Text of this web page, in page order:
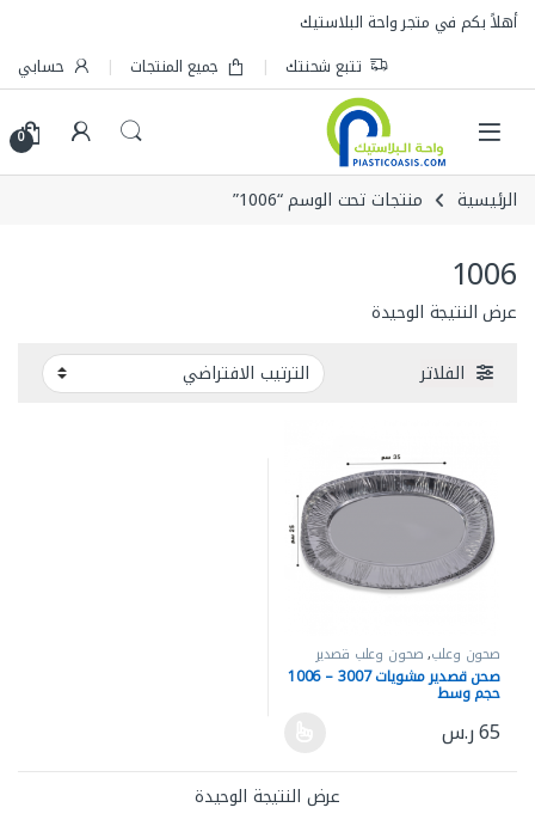
Skip to navigation
Skip to content
أهلاً بكم في متجر واحة البلاستيك
تتبع شحنتك
جميع المنتجات حسابي
0
الرئيسية منتجات تحت الوسم “1006”
1006
عرض النتيجة الوحيدة
الفلاتر
صحون وعلب,صحون وعلب قصدير
صحن قصدير مشويات 3007 – 1006
حجم وسط
65ر.س
هناك العديد من الأشكال المختلفة لهذا المنتج. يمكن اختيار
عرض النتيجة الوحيدة